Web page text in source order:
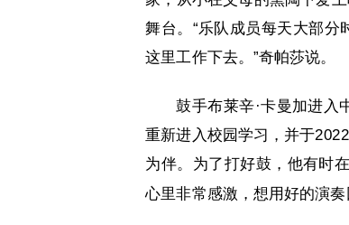
舞台。“乐队成员每天大部
这里工作下去。”奇帕莎说。
鼓手布莱辛·卡曼加进入
重新进入校园学习，并于
为伴。为了打好鼓，他有时
心里非常感激，想用好的演奏